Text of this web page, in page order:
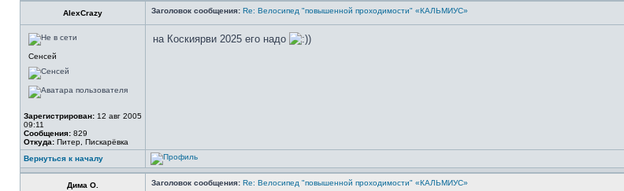
AlexCrazy Заголовок сообщения: Re: Велосипед "повышенной проходимости" «КАЛЬМИУС»
Сенсей
Зарегистрирован: 12 авг 2005
09:11
Сообщения: 829
Откуда: Питер, Пискарёвка
на Коскиярви 2025 его надо )
Вернуться к началу
Дима О. Заголовок сообщения: Re: Велосипед "повышенной проходимости" «КАЛЬМИУС»